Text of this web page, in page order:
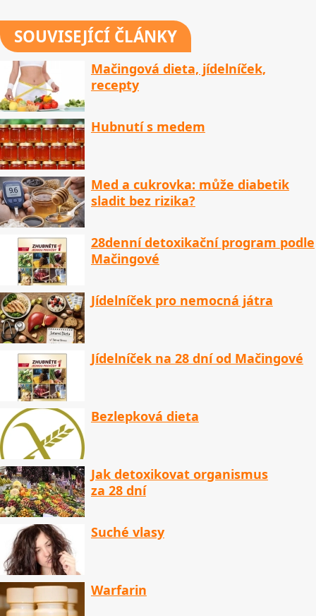
SOUVISEJÍCÍ ČLÁNKY
Mačingová dieta, jídelníček,
recepty
Hubnutí s medem
Med a cukrovka: může diabetik
sladit bez rizika?
28denní detoxikační program podle
Mačingové
Jídelníček pro nemocná játra
Jídelníček na 28 dní od Mačingové
Bezlepková dieta
Jak detoxikovat organismus
za 28 dní
Suché vlasy
Warfarin